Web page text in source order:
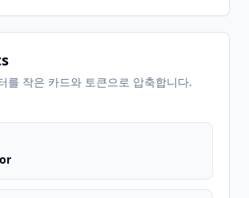
를 작은 카드와 토큰으로 압축합니다.